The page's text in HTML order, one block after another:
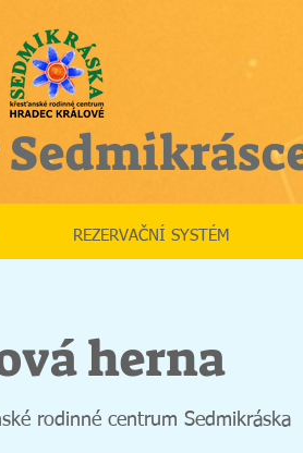
REZERVAČNÍ SYSTÉM
herna
rodinné centrum Sedmikráska